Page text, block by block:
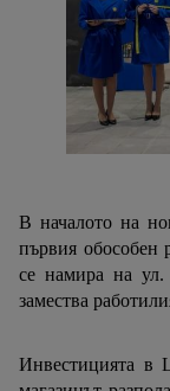
В началото на
първия обособен
се намира на
замества
Инвестицията в